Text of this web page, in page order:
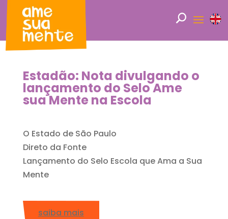
Estadão: Nota divulgando o
lançamento do Selo Ame
sua Mente na Escola
O Estado de São Paulo
Direto da Fonte
Lançamento do Selo Escola que Ama a Sua
Mente
saiba mais